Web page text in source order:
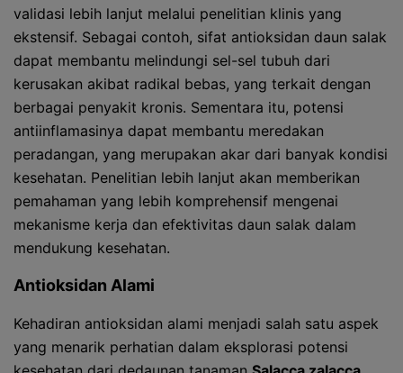
validasi lebih lanjut melalui penelitian klinis yang
ekstensif. Sebagai contoh, sifat antioksidan daun salak
dapat membantu melindungi sel-sel tubuh dari
kerusakan akibat radikal bebas, yang terkait dengan
berbagai penyakit kronis. Sementara itu, potensi
antiinflamasinya dapat membantu meredakan
peradangan, yang merupakan akar dari banyak kondisi
kesehatan. Penelitian lebih lanjut akan memberikan
pemahaman yang lebih komprehensif mengenai
mekanisme kerja dan efektivitas daun salak dalam
mendukung kesehatan.
Antioksidan Alami
Kehadiran antioksidan alami menjadi salah satu aspek
yang menarik perhatian dalam eksplorasi potensi